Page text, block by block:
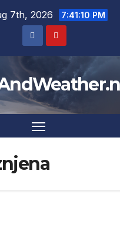
7th, 2026 7:41:11 PM